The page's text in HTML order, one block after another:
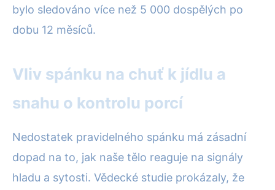
bylo sledováno více než 5 000 dospělých po
dobu 12 měsíců.
Vliv spánku na chuť k jídlu a
snahu o kontrolu porcí
Nedostatek pravidelného spánku má zásadní
dopad na to, jak naše tělo reaguje na signály
hladu a sytosti. Vědecké studie prokázaly, že